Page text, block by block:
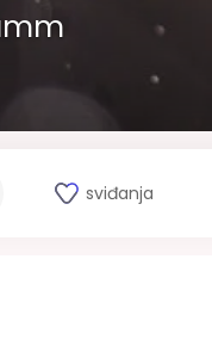
sviđanja